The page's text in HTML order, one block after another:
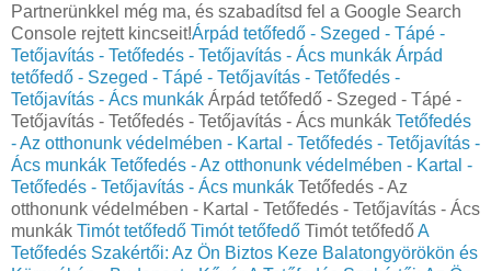
Partnerünkkel még ma, és szabadítsd fel a Google Search
Console rejtett kincseit!Árpád tetőfedő - Szeged - Tápé -
Tetőjavítás - Tetőfedés - Tetőjavítás - Ács munkák Árpád
tetőfedő - Szeged - Tápé - Tetőjavítás - Tetőfedés -
Tetőjavítás - Ács munkák Árpád tetőfedő - Szeged - Tápé -
Tetőjavítás - Tetőfedés - Tetőjavítás - Ács munkák Tetőfedés
- Az otthonunk védelmében - Kartal - Tetőfedés - Tetőjavítás -
Ács munkák Tetőfedés - Az otthonunk védelmében - Kartal -
Tetőfedés - Tetőjavítás - Ács munkák Tetőfedés - Az
otthonunk védelmében - Kartal - Tetőfedés - Tetőjavítás - Ács
munkák Timót tetőfedő Timót tetőfedő Timót tetőfedőA
Tetőfedés Szakértői: Az Ön Biztos Keze Balatongyörökön és